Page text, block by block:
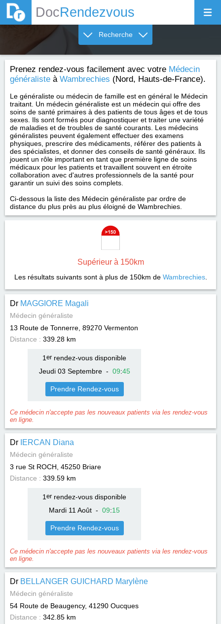
DocRendezvous
Recherche
Prenez rendez-vous facilement avec votre Médecin
généraliste à Wambrechies (Nord, Hauts-de-France).
Le généraliste ou médecin de famille est en général le Médecin
traitant. Un médecin généraliste est un médecin qui offre des
soins de santé primaires à des patients de tous âges et de tous
sexes. Ils sont formés pour diagnostiquer et traiter une variété
de maladies et de troubles de santé courants. Les médecins
généralistes peuvent également effectuer des examens
physiques, prescrire des médicaments, référer des patients à
des spécialistes, et donner des conseils de santé généraux. Ils
jouent un rôle important en tant que première ligne de soins
médicaux pour les patients et travaillent souvent en étroite
collaboration avec d'autres professionnels de la santé pour
garantir un suivi des soins complets.
Ci-dessous la liste des Médecin généraliste par ordre de
distance du plus près au plus éloigné de Wambrechies.
Supérieur à 150km
Les résultats suivants sont à plus de 150km de Wambrechies.
Dr MAGGIORE Magali
Médecin généraliste
13 Route de Tonnerre, 89270 Vermenton
Distance : 339.28 km
1 errendez-vous disponible
Jeudi 03 Septembre- 09:45
Prendre Rendez-vous
Ce médecin n'accepte pas les nouveaux patients via les rendez-vous
en ligne.
Dr IERCAN Diana
Médecin généraliste
3 rue St ROCH, 45250 Briare
Distance : 339.59 km
1 errendez-vous disponible
Mardi 11 Août - 09:15
Prendre Rendez-vous
Ce médecin n'accepte pas les nouveaux patients via les rendez-vous
en ligne.
Dr BELLANGER GUICHARD Marylène
Médecin généraliste
54 Route de Beaugency, 41290 Oucques
Distance : 342.85 km